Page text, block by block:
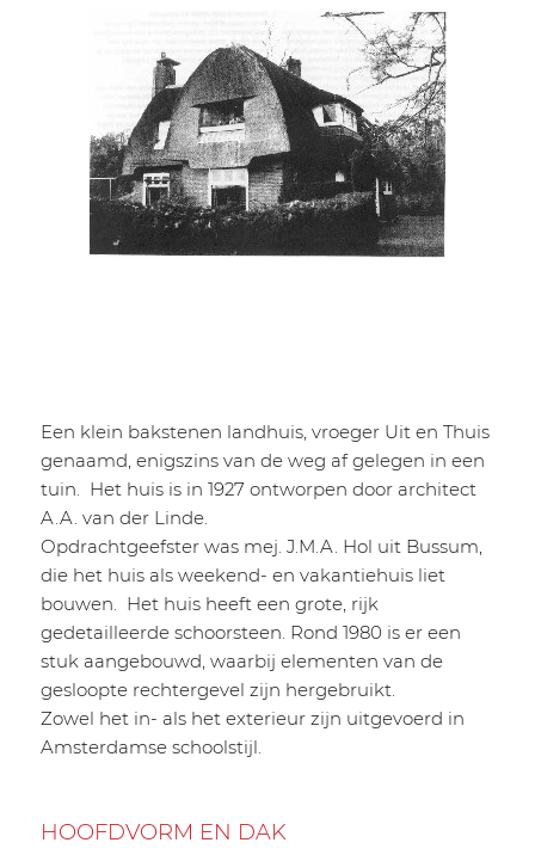
Een klein bakstenen landhuis, vroeger Uit en Thuis
genaamd, enigszins van de weg af gelegen in een
tuin. Het huis is in 1927 ontworpen door architect
A.A. van der Linde.
Opdrachtgeefster was mej. J.M.A. Hol uit Bussum,
die het huis als weekend- en vakantiehuis liet
bouwen. Het huis heeft een grote, rijk
gedetailleerde schoorsteen. Rond 1980 is er een
stuk aangebouwd, waarbij elementen van de
gesloopte rechtergevel zijn hergebruikt.
Zowel het in- als het exterieur zijn uitgevoerd in
Amsterdamse schoolstijl.
HOOFDVORM EN DAK